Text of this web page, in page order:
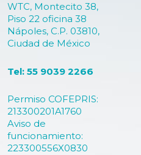
WTC, Montecito 38,
Piso 22 oficina 38
Nápoles, C.P. 03810,
Ciudad de México
Permiso COFEPRIS:
213300201A1760
Aviso de
funcionamiento:
223300556X0830
Tel: 55 9039 2266